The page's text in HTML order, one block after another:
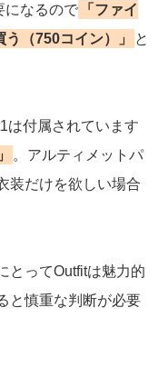
になるので
「ファイ
（750コイン）」
と
は付属されています
。アルティメットパ
装だけを欲しい場合
とってOutfitは魅力的
と慎重な判断が必要